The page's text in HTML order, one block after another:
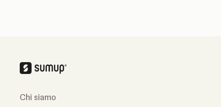
Chi siamo